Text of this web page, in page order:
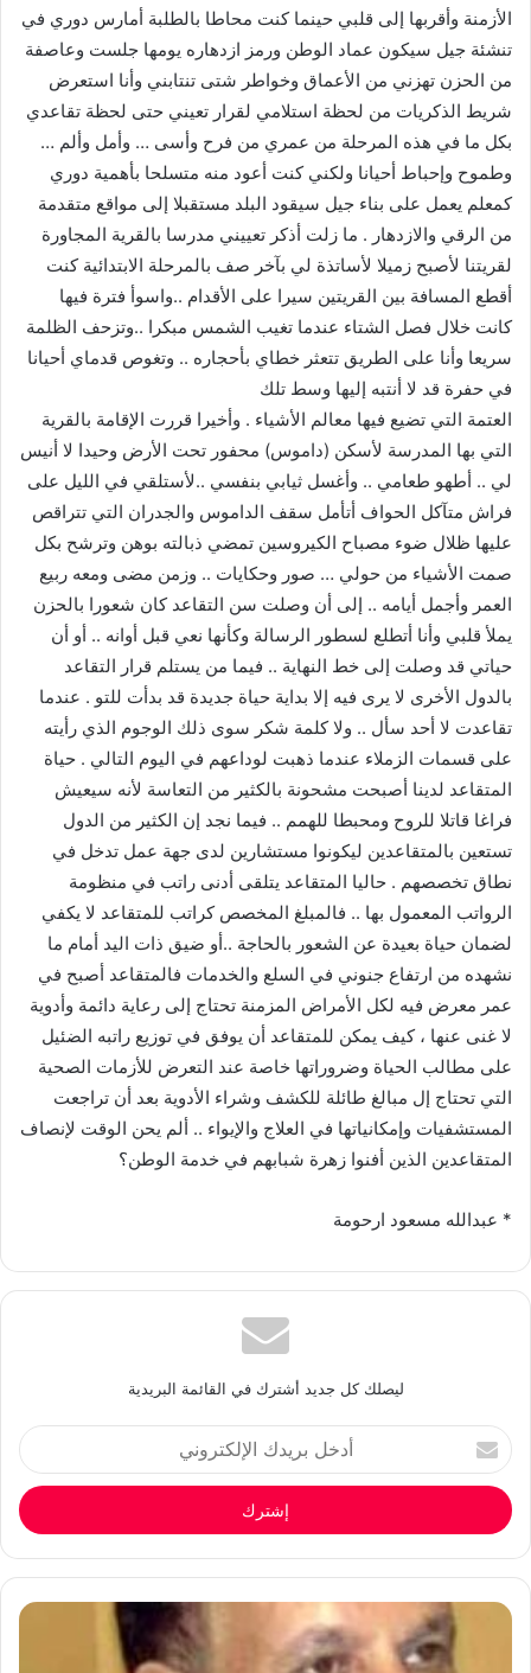
الأزمنة وأقربها إلى قلبي حينما كنت محاطا بالطلبة أمارس دوري في
تنشئة جيل سيكون عماد الوطن ورمز ازدهاره يومها جلست وعاصفة
من الحزن تهزني من الأعماق وخواطر شتى تنتابني وأنا استعرض
شريط الذكريات من لحظة استلامي لقرار تعيني حتى لحظة تقاعدي
بكل ما في هذه المرحلة من عمري من فرح وأسى … وأمل وألم …
وطموح وإحباط أحيانا ولكني كنت أعود منه متسلحا بأهمية دوري
كمعلم يعمل على بناء جيل سيقود البلد مستقبلا إلى مواقع متقدمة
من الرقي والازدهار . ما زلت أذكر تعييني مدرسا بالقرية المجاورة
لقريتنا لأصبح زميلا لأساتذة لي بآخر صف بالمرحلة الابتدائية كنت
أقطع المسافة بين القريتين سيرا على الأقدام ..واسوأ فترة فيها
كانت خلال فصل الشتاء عندما تغيب الشمس مبكرا ..وتزحف الظلمة
سريعا وأنا على الطريق تتعثر خطاي بأحجاره .. وتغوص قدماي أحيانا
في حفرة قد لا أنتبه إليها وسط تلك
العتمة التي تضيع فيها معالم الأشياء . وأخيرا قررت الإقامة بالقرية
التي بها المدرسة لأسكن (داموس) محفور تحت الأرض وحيدا لا أنيس
لي .. أطهو طعامي .. وأغسل ثيابي بنفسي ..لأستلقي في الليل على
فراش متآكل الحواف أتأمل سقف الداموس والجدران التي تتراقص
عليها ظلال ضوء مصباح الكيروسين تمضي ذبالته بوهن وترشح بكل
صمت الأشياء من حولي … صور وحكايات .. وزمن مضى ومعه ربيع
العمر وأجمل أيامه .. إلى أن وصلت سن التقاعد كان شعورا بالحزن
يملأ قلبي وأنا أتطلع لسطور الرسالة وكأنها نعي قبل أوانه .. أو أن
حياتي قد وصلت إلى خط النهاية .. فيما من يستلم قرار التقاعد
بالدول الأخرى لا يرى فيه إلا بداية حياة جديدة قد بدأت للتو . عندما
تقاعدت لا أحد سأل .. ولا كلمة شكر سوى ذلك الوجوم الذي رأيته
على قسمات الزملاء عندما ذهبت لوداعهم في اليوم التالي . حياة
المتقاعد لدينا أصبحت مشحونة بالكثير من التعاسة لأنه سيعيش
فراغا قاتلا للروح ومحبطا للهمم .. فيما نجد إن الكثير من الدول
تستعين بالمتقاعدين ليكونوا مستشارين لدى جهة عمل تدخل في
نطاق تخصصهم . حاليا المتقاعد يتلقى أدنى راتب في منظومة
الرواتب المعمول بها .. فالمبلغ المخصص كراتب للمتقاعد لا يكفي
لضمان حياة بعيدة عن الشعور بالحاجة ..أو ضيق ذات اليد أمام ما
نشهده من ارتفاع جنوني في السلع والخدمات فالمتقاعد أصبح في
عمر معرض فيه لكل الأمراض المزمنة تحتاج إلى رعاية دائمة وأدوية
لا غنى عنها ، كيف يمكن للمتقاعد أن يوفق في توزيع راتبه الضئيل
على مطالب الحياة وضروراتها خاصة عند التعرض للأزمات الصحية
التي تحتاج إل مبالغ طائلة للكشف وشراء الأدوية بعد أن تراجعت
المستشفيات وإمكانياتها في العلاج والإيواء .. ألم يحن الوقت لإنصاف
المتقاعدين الذين أفنوا زهرة شبابهم في خدمة الوطن؟
* عبدالله مسعود ارحومة
ليصلك كل جديد أشترك في القائمة البريدية
أدخل
بريدك
الإلكتروني